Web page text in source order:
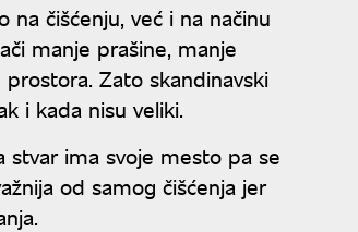
na čišćenju, već i na načinu
manje prašine, manje
Zato skandinavski
i kada nisu veliki.
stvar ima svoje mesto pa se
od samog čišćenja jer